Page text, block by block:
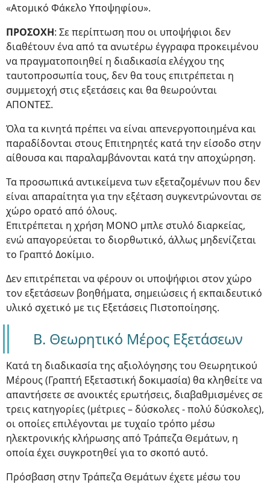
«Ατομικό Φάκελο Υποψηφίου».
ΠΡΟΣΟΧΗ: Σε περίπτωση που οι υποψήφιοι δεν
διαθέτουν ένα από τα ανωτέρω έγγραφα προκειμένου
να πραγματοποιηθεί η διαδικασία ελέγχου της
ταυτοπροσωπία τους, δεν θα τους επιτρέπεται η
συμμετοχή στις εξετάσεις και θα θεωρούνται
ΑΠΟΝΤΕΣ.
Όλα τα κινητά πρέπει να είναι απενεργοποιημένα και
παραδίδονται στους Επιτηρητές κατά την είσοδο στην
αίθουσα και παραλαμβάνονται κατά την αποχώρηση.
Τα προσωπικά αντικείμενα των εξεταζομένων που δεν
είναι απαραίτητα για την εξέταση συγκεντρώνονται σε
χώρο ορατό από όλους.
Επιτρέπεται η χρήση ΜΟΝΟ μπλε στυλό διαρκείας,
ενώ απαγορεύεται το διορθωτικό, άλλως μηδενίζεται
το Γραπτό Δοκίμιο.
Δεν επιτρέπεται να φέρουν οι υποψήφιοι στον χώρο
τον εξετάσεων βοηθήματα, σημειώσεις ή εκπαιδευτικό
υλικό σχετικό με τις Εξετάσεις Πιστοποίησης.
Β. Θεωρητικό Μέρος Εξετάσεων
Κατά τη διαδικασία της αξιολόγησης του Θεωρητικού
Μέρους (Γραπτή Εξεταστική δοκιμασία) θα κληθείτε να
απαντήσετε σε ανοικτές ερωτήσεις, διαβαθμισμένες σε
τρεις κατηγορίες (μέτριες – δύσκολες - πολύ δύσκολες),
οι οποίες επιλέγονται με τυχαίο τρόπο μέσω
ηλεκτρονικής κλήρωσης από Τράπεζα Θεμάτων, η
οποία έχει συγκροτηθεί για το σκοπό αυτό.
Πρόσβαση στην Τράπεζα Θεμάτων έχετε μέσω του